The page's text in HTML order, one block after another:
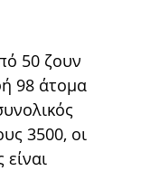
50 ζουν
98 άτομα
3500, οι